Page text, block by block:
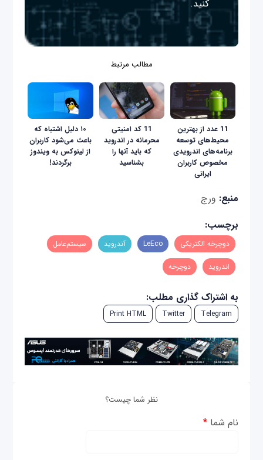
کنید.
مطالب مرتبط
11 عدد از بهترین
محیط‌های توسعه
برنامه‌های اندرویدی
مخصوص کاربران
ایرانی
11 کد امنیتی
محرمانه در اندروید
که باید آنها را
بشناسید
۱۰ دلیل اشتباه که
باعث می‌شود کاربران
از لینوکس به ویندوز
برگردند!
منبع: ورج
برچسب:
دوچرخه الکتریکی LeEco آندروید سیستم‌عامل
اندروید دوچرخه
به اشتراک گذاری مطلب:
Telegram
Twitter
Print HTML
نظر شما چیست؟
نام شما*